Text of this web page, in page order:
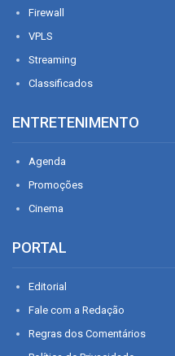
Firewall
VPLS
Streaming
Classificados
ENTRETENIMENTO
Agenda
Promoções
Cinema
PORTAL
Editorial
Fale com a Redação
Regras dos Comentários